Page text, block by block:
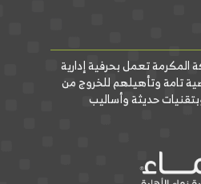
تعمل بحرفية إدارية
تامة وتأهيلهم للخروج من
حديثة وأساليب